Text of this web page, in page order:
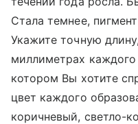
Стала темнее,
Укажите точную
миллиметрах
котором Вы хотите
цвет каждого
коричневый, светло-